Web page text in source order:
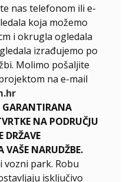
nas telefonom ili e-
koja možemo
i okrugla ogledala
izrađujemo po
Molimo pošaljite
na e-mail
GARANTIRANA
NA PODRUČJU
DRŽAVE
VAŠE NARUDŽBE.
vozni park. Robu
isključivo